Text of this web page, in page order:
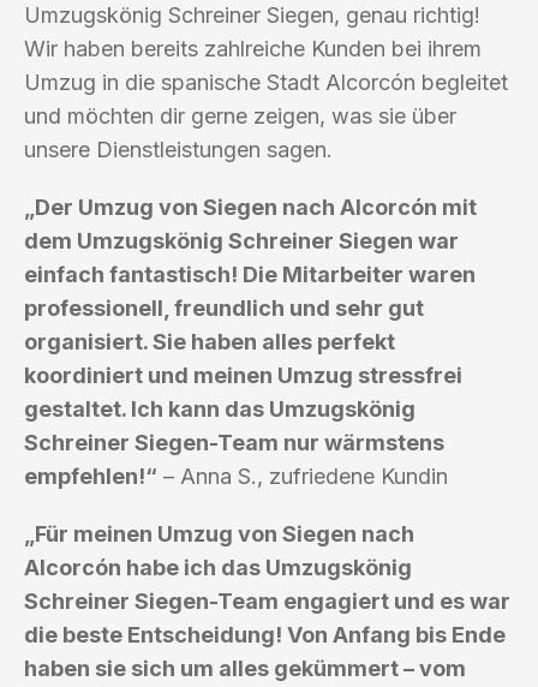
Umzugskönig Schreiner Siegen, genau richtig!
Wir haben bereits zahlreiche Kunden bei ihrem
Umzug in die spanische Stadt Alcorcón begleitet
und möchten dir gerne zeigen, was sie über
unsere Dienstleistungen sagen.
„Der Umzug von Siegen nach Alcorcón mit
dem Umzugskönig Schreiner Siegen war
einfach fantastisch! Die Mitarbeiter waren
professionell, freundlich und sehr gut
organisiert. Sie haben alles perfekt
koordiniert und meinen Umzug stressfrei
gestaltet. Ich kann das Umzugskönig
Schreiner Siegen-Team nur wärmstens
empfehlen!“ – Anna S., zufriedene Kundin
„Für meinen Umzug von Siegen nach
Alcorcón habe ich das Umzugskönig
Schreiner Siegen-Team engagiert und es war
die beste Entscheidung! Von Anfang bis Ende
haben sie sich um alles gekümmert – vom